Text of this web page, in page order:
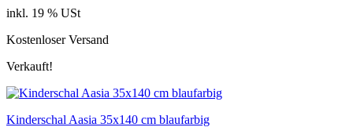
inkl. 19 % USt
Kostenloser Versand
Verkauft!
Kinderschal Aasia 35x140 cm blaufarbig